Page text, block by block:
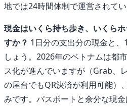
地では24時間体制で運営されてい
現金はいくら持ち歩き、いくら
すか？ 1日分の支出分の現金と
しょう。2026年のベトナムは都
ス化が進んでいますが（Grab、
の屋台でもQR決済が利用可能）
みです。パスポートと余分な現